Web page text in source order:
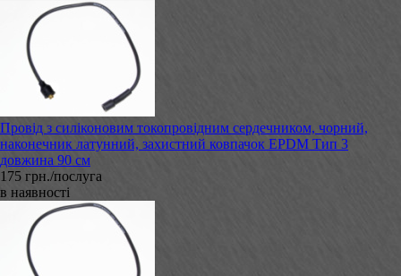
Провід з силіконовим токопровідним сердечником, чорний,
наконечник латунний, захистний ковпачок EPDM Тип 3
довжина 90 см
175 грн./послуга
в наявності